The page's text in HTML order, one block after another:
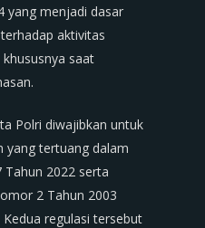
yang menjadi dasar
aktivitas
saat
Polri diwajibkan untuk
yang tertuang dalam
2022 serta
2 Tahun 2003
regulasi tersebut